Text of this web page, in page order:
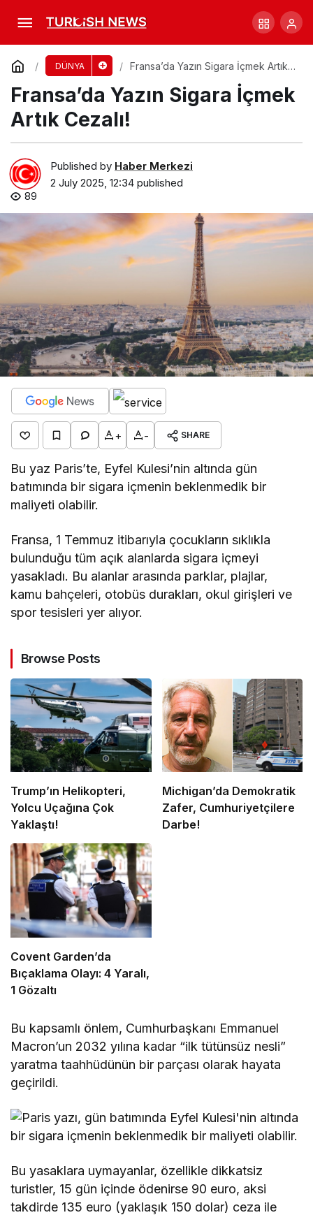
DÜNYA
Fransa’da Yazın Sigara İçmek Artık
Fransa’da Yazın Sigara İçmek
Artık Cezalı!
Published by Haber Merkezi
2 July 2025, 12:34 published
89
+ - SHARE
Bu yaz Paris’te, Eyfel Kulesi’nin altında gün
batımında bir sigara içmenin beklenmedik bir
maliyeti olabilir.
Fransa, 1 Temmuz itibarıyla çocukların sıklıkla
bulunduğu tüm açık alanlarda sigara içmeyi
yasakladı. Bu alanlar arasında parklar, plajlar,
kamu bahçeleri, otobüs durakları, okul girişleri ve
spor tesisleri yer alıyor.
Browse Posts
Trump’ın Helikopteri,
Yolcu Uçağına Çok
Yaklaştı!
Michigan’da Demokratik
Zafer, Cumhuriyetçilere
Darbe!
Covent Garden’da
Bıçaklama Olayı: 4 Yaralı,
1 Gözaltı
Bu kapsamlı önlem, Cumhurbaşkanı Emmanuel
Macron’un 2032 yılına kadar “ilk tütünsüz nesli”
yaratma taahhüdünün bir parçası olarak hayata
geçirildi.
Bu yasaklara uymayanlar, özellikle dikkatsiz
turistler, 15 gün içinde ödenirse 90 euro, aksi
takdirde 135 euro (yaklaşık 150 dolar) ceza ile
Bondi’nin Epstein Açıklaması Şaşkınlık
Yarattı
Comment Share